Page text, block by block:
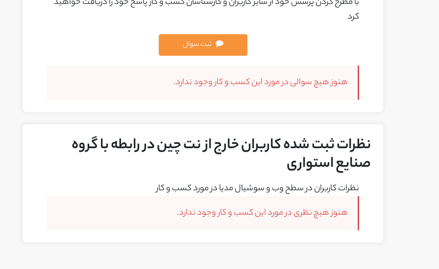
کرد
ثبت سوال
هنوز هیچ سوالی در مورد این کسب و کار وجود ندارد.
نظرات ثبت شده کاربران خارج از نت چین در رابطه با گروه
صنایع استواری
نظرات کاربران در سطح وب و سوشیال مدیا در مورد کسب و کار
هنوز هیچ نظری در مورد این کسب و کار وجود ندارد.